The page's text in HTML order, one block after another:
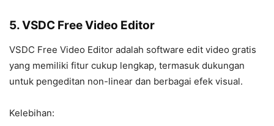
5. VSDC Free Video Editor
VSDC Free Video Editor adalah software edit video gratis
yang memiliki fitur cukup lengkap, termasuk dukungan
untuk pengeditan non-linear dan berbagai efek visual.
Kelebihan: